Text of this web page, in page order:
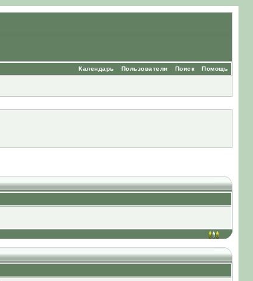
Помощь
Поиск
Пользователи
Календарь